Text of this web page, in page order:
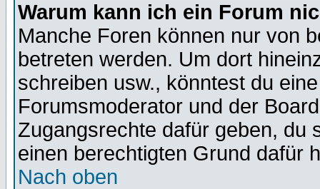
Warum kann ich ein Forum
Manche Foren können nur von
betreten werden. Um dort
schreiben usw., könntest du
Forumsmoderator und der
Zugangsrechte dafür geben, du
einen berechtigten Grund dafür
Nach oben